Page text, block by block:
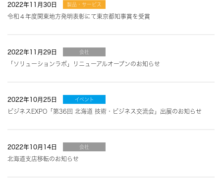
2022年11月30日 製品・サービス
令和４年度関東地方発明表彰にて東京都知事賞を受賞
2022年11月29日 会社
「ソリューションラボ」リニューアルオープンのお知らせ
2022年10月25日 イベント
ビジネスEXPO「第36回 北海道 技術・ビジネス交流会」出展のお知らせ
2022年10月14日 会社
北海道支店移転のお知らせ